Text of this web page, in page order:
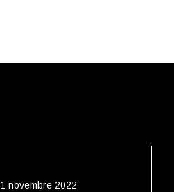
novembre 2022